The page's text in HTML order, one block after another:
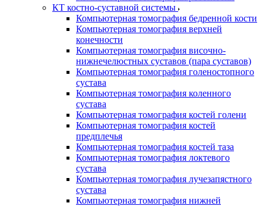
КТ костно-суставной системы
Компьютерная томография бедренной кости
Компьютерная томография верхней
конечности
Компьютерная томография височно-
нижнечелюстных суставов (пара суставов)
Компьютерная томография голеностопного
сустава
Компьютерная томография коленного
сустава
Компьютерная томография костей голени
Компьютерная томография костей
предплечья
Компьютерная томография костей таза
Компьютерная томография локтевого
сустава
Компьютерная томография лучезапястного
сустава
Компьютерная томография нижней